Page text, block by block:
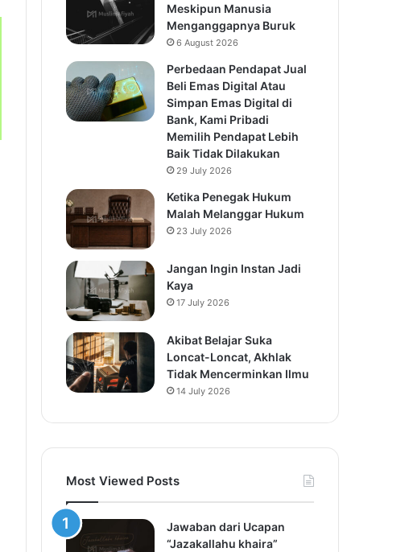
Meskipun Manusia
Menganggapnya Buruk
6 August 2026
Perbedaan Pendapat Jual
Beli Emas Digital Atau
Simpan Emas Digital di
Bank, Kami Pribadi
Memilih Pendapat Lebih
Baik Tidak Dilakukan
29 July 2026
Ketika Penegak Hukum
Malah Melanggar Hukum
23 July 2026
Jangan Ingin Instan Jadi
Kaya
17 July 2026
Akibat Belajar Suka
Loncat-Loncat, Akhlak
Tidak Mencerminkan Ilmu
14 July 2026
Most Viewed Posts
Jawaban dari Ucapan
“Jazakallahu khaira”